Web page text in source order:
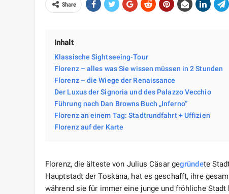
Share
Inhalt
Klassische Sightseeing-Tour
Florenz – alles was Sie wissen müssen in 2 Stunden
Florenz – die Wiege der Renaissance
Der Luxus der Signoria und des Palazzo Vecchio
Führung nach Dan Browns Buch „Inferno“
Florenz an einem Tag: Stadtrundfahrt + Uffizien
Florenz auf der Karte
Florenz, die älteste von Julius Cäsar gegründete
Hauptstadt der Toskana, hat es geschafft, ihre
während sie für immer eine junge und fröhliche